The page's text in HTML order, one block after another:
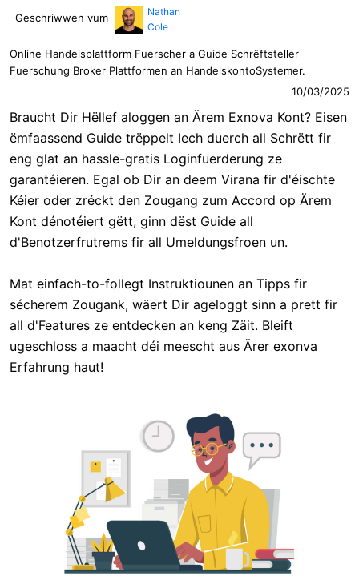
Geschriwwen vum
Nathan
Cole
Online Handelsplattform Fuerscher a Guide Schrëftsteller
Fuerschung Broker Plattformen an HandelskontoSystemer.
10/03/2025
Braucht Dir Hëllef aloggen an Ärem Exnova Kont? Eisen
ëmfaassend Guide trëppelt Iech duerch all Schrëtt fir
eng glat an hassle-gratis Loginfuerderung ze
garantéieren. Egal ob Dir an deem Virana fir d'éischte
Kéier oder zréckt den Zougang zum Accord op Ärem
Kont dénotéiert gëtt, ginn dëst Guide all
d'Benotzerfrutrems fir all Umeldungsfroen un.
Mat einfach-to-follegt Instruktiounen an Tipps fir
sécherem Zougank, wäert Dir ageloggt sinn a prett fir
all d'Features ze entdecken an keng Zäit. Bleift
ugeschloss a maacht déi meescht aus Ärer exonva
Erfahrung haut!